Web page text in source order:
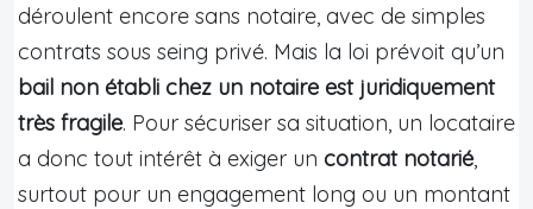
déroulent encore sans notaire, avec de simples
contrats sous seing privé. Mais la loi prévoit qu’un
bail non établi chez un notaire est juridiquement
très fragile. Pour sécuriser sa situation, un locataire
a donc tout intérêt à exiger un contrat notarié,
surtout pour un engagement long ou un montant